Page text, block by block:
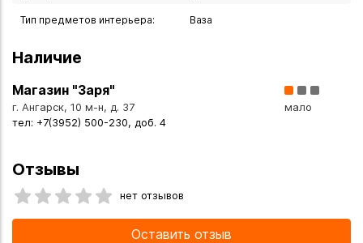
Тип предметов интерьера: Ваза
Наличие
Магазин "Заря"
г. Ангарск, 10 м-н, д. 37
тел: +7(3952) 500-230, доб. 4
мало
Отзывы
нет отзывов
Оставить отзыв